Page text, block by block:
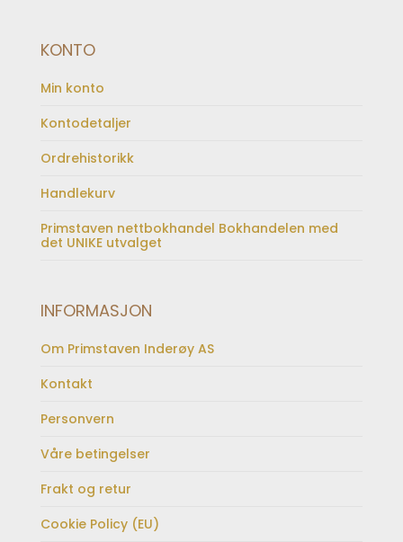
KONTO
Min konto
Kontodetaljer
Ordrehistorikk
Handlekurv
Primstaven nettbokhandel Bokhandelen med
det UNIKE utvalget
INFORMASJON
Om Primstaven Inderøy AS
Kontakt
Personvern
Våre betingelser
Frakt og retur
Cookie Policy (EU)